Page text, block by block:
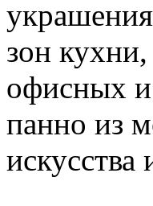
зон
офисных
панно из